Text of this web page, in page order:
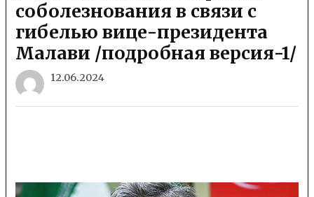
соболезнования в связи с
гибелью вице-президента
Малави /подробная версия-1/
12.06.2024